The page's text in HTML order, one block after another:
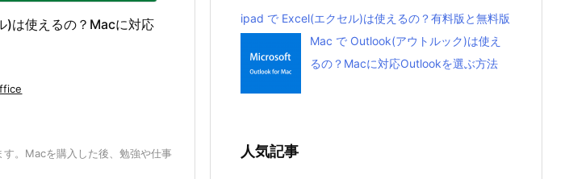
)は使えるの？Macに対応
。Macを購入した後、勉強や仕事
ipad で Excel(エクセル)は使えるの？有料版と無料版
Mac で Outlook(アウトルック)は使え
るの？Macに対応Outlookを選ぶ方法
人気記事